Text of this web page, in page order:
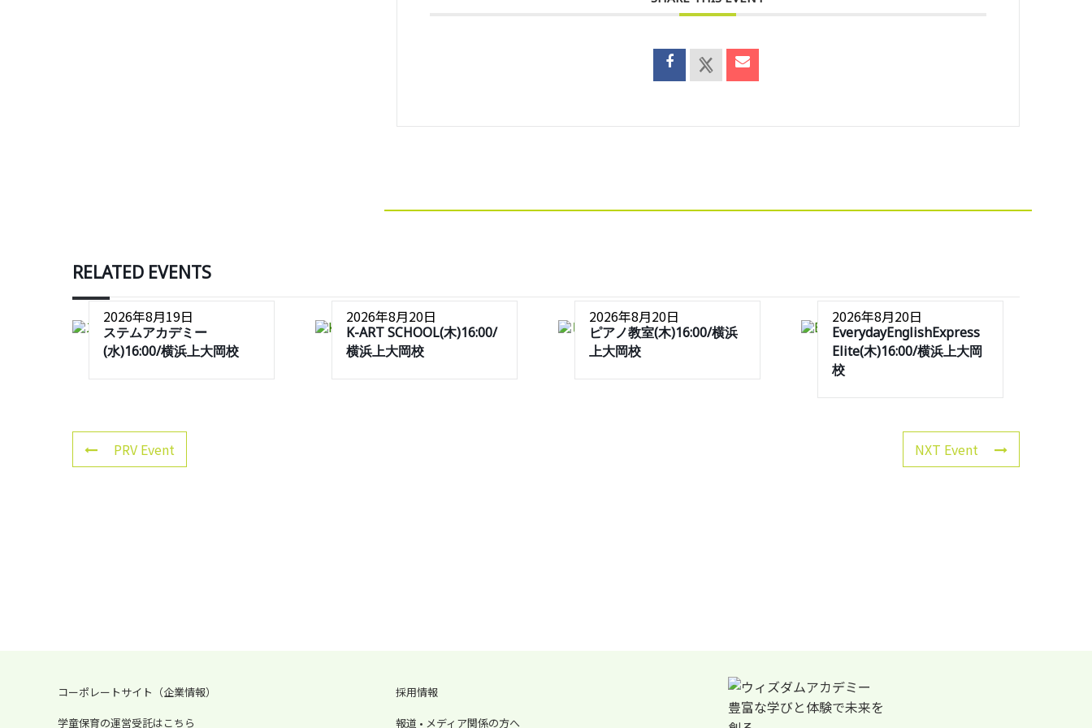
RELATED EVENTS
2026年8月19日
ステムアカデミー
(水)16:00/横浜上大岡校
2026年8月20日
K-ART SCHOOL(木)16:00/
横浜上大岡校
2026年8月20日
ピアノ教室(木)16:00/横浜
上大岡校
2026年8月20日
EverydayEnglishExpress
Elite(木)16:00/横浜上大岡
校
PRV Event NXT Event
コーポレートサイト（企業情報）
学童保育の運営受託はこちら
採用情報
報道 • メディア関係の方へ